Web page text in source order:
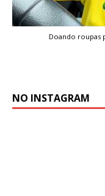
Doando roupas
NO INSTAGRAM